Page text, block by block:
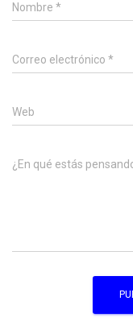
Nombre *
Correo electrónico *
Web
¿En qué estás